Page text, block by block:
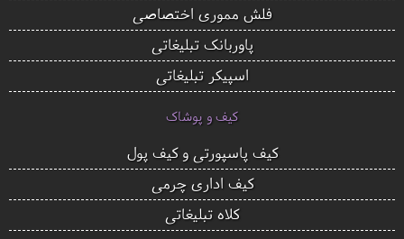
فلش مموری اختصاصی
پاوربانک تبلیغاتی
اسپیکر تبلیغاتی
کیف و پوشاک
کیف پاسپورتی و کیف پول
کیف اداری چرمی
کلاه تبلیغاتی